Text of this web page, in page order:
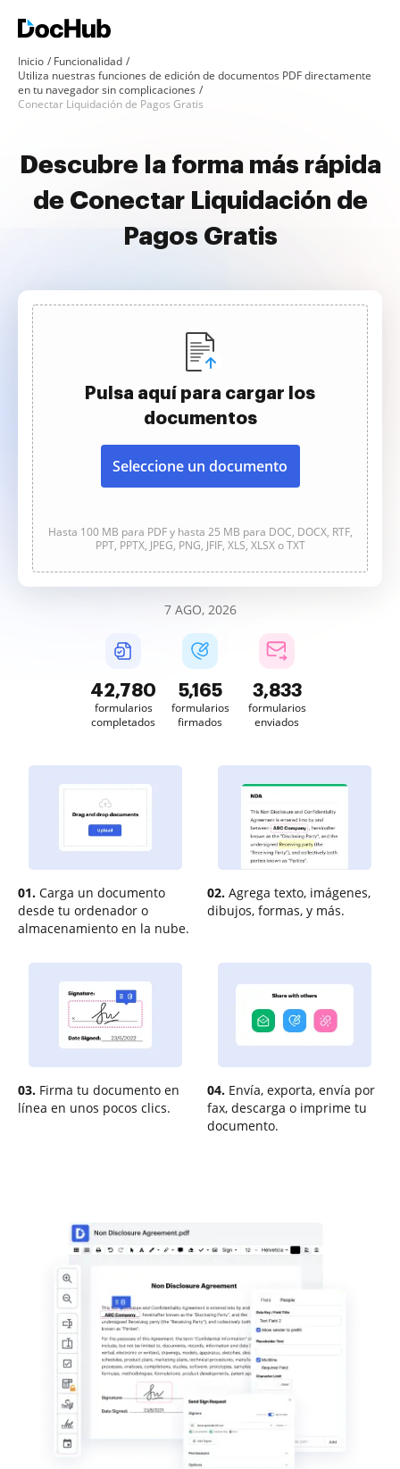
Inicio
Funcionalidad
Utiliza nuestras funciones de edición de documentos PDF directamente
en tu navegador sin complicaciones
Conectar Liquidación de Pagos Gratis
Descubre la forma más rápida
de Conectar Liquidación de
Pagos Gratis
Pulsa aquí para cargar los
documentos
Seleccione un documento
Hasta 100 MB para PDF y hasta 25 MB para DOC, DOCX, RTF,
PPT, PPTX, JPEG, PNG, JFIF, XLS, XLSX o TXT
7 AGO, 2026
42,780
formularios
completados
5,165
formularios
firmados
3,833
formularios
enviados
01. Carga un documento
desde tu ordenador o
almacenamiento en la nube.
02. Agrega texto, imágenes,
dibujos, formas, y más.
03. Firma tu documento en
línea en unos pocos clics.
04. Envía, exporta, envía por
fax, descarga o imprime tu
documento.